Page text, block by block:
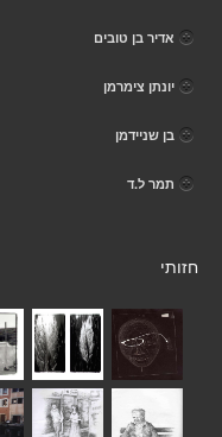
אדיר בן טובים
יונתן צימרמן
בן שניידמן
תמר ל.ד
חזותי